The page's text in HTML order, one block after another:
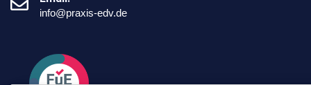
info@praxis-edv.de